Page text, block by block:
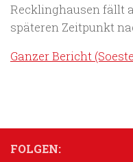
Recklinghausen fällt
späteren Zeitpunkt
Ganzer Bericht
FOLGEN: